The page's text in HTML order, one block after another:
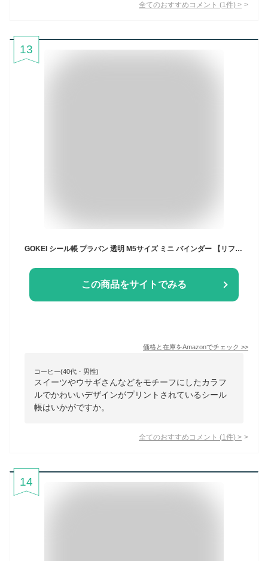
全てのおすすめコメント (1 件) >
13
GOKEI シール帳 プラバン 透明 M5サイズ ミニ バインダー 【リフィル×20枚 チャック付きボケット×2枚 下敷き×2枚】 クリアバインダー 3層構造PPシート カードポケット シール台紙 プリ帳 カードスリーブ はがせる 女の子 コラージュノート ピンク
この商品をサイトでみる
価格と在庫をAmazonでチェック >>
コーヒー(40代・男性)
スイーツやウサギさんなどをモチーフにしたカラフ
ルでかわいいデザインがプリントされているシール
帳はいかがですか。
全てのおすすめコメント (1 件) >
14